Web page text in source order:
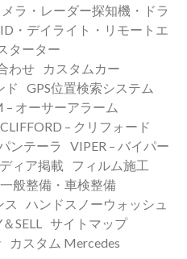
ラ・レーダー探知機・ドラ
・デイライト・リモートエ
ターター
わせ
カスタムカー
ド
GPS位置検索システム
オーサーアラーム
CLIFFORD – クリフォード
ンテーラ
VIPER – バイパー
ィア掲載
フィルム施工
一般整備・車検整備
ス
ハンドスノーウォッシュ
SELL サイトマップ
カスタム Mercedes